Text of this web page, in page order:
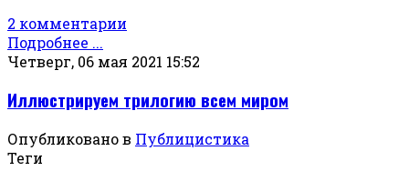
2 комментарии
Подробнее ...
Четверг, 06 мая 2021 15:52
Иллюстрируем трилогию всем миром
Опубликовано в Публицистика
Теги